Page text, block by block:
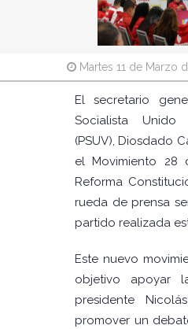
Martes 11 de Marzo
El secretario
Socialista Unido
(PSUV), Diosdado
el Movimiento
Reforma
rueda de prensa
partido realizada
Este nuevo
objetivo apoyar
presidente
promover un